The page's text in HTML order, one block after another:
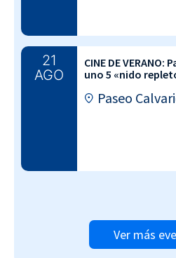
21
AGO
CINE DE VERANO:
uno 5 «nido
Paseo
Ver más